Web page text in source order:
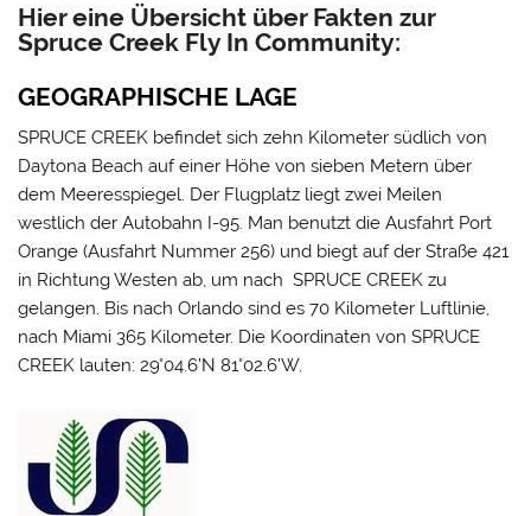
Hier eine Übersicht über Fakten zur
Spruce Creek Fly In Community:
GEOGRAPHISCHE LAGE
SPRUCE CREEK befindet sich zehn Kilometer südlich von
Daytona Beach auf einer Höhe von sieben Metern über
dem Meeresspiegel. Der Flugplatz liegt zwei Meilen
westlich der Autobahn I-95. Man benutzt die Ausfahrt Port
Orange (Ausfahrt Nummer 256) und biegt auf der Straße 421
in Richtung Westen ab, um nach SPRUCE CREEK zu
gelangen. Bis nach Orlando sind es 70 Kilometer Luftlinie,
nach Miami 365 Kilometer. Die Koordinaten von SPRUCE
CREEK lauten: 29°04.6’N 81°02.6’W.